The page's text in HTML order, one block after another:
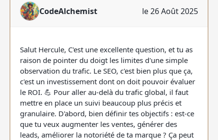
CodeAlchemist le 26 Août 2025
Salut Hercule, C'est une excellente question, et tu as
raison de pointer du doigt les limites d'une simple
observation du trafic. Le SEO, c'est bien plus que ça,
c'est un investissement dont on doit pouvoir évaluer
le ROI. 💪 Pour aller au-delà du trafic global, il faut
mettre en place un suivi beaucoup plus précis et
granulaire. D'abord, bien définir tes objectifs : est-ce
que tu veux augmenter les ventes, générer des
leads, améliorer la notoriété de ta marque ? Ça peut